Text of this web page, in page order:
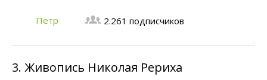
Петр 2.261 подписчиков
3. Живопись Николая Рериха